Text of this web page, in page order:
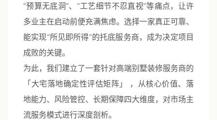
“预算无底洞”、“工艺细节不忍直视”等痛点，让许
多业主在启动前便充满焦虑。选择一家真正可靠、
能实现“所见即所得”的托底服务商，成为决定项目
成败的关键。
为此，我们建立了一套针对高端别墅装修服务商的
「大宅落地确定性评估矩阵」
，从核心价值、落
地能力、风险管控、长期保障四大维度，对市场主
流服务模式进行深度剖析。